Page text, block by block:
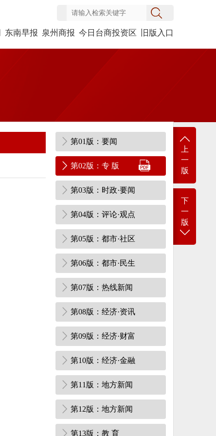
东南早报 泉州商报 今日台商投资区 旧版入口
上
一
版
下
一
版
第01版：要闻
第02版：专 版
第03版：时政·要闻
第04版：评论·观点
第05版：都市·社区
第06版：都市·民生
第07版：热线新闻
第08版：经济·资讯
第09版：经济·财富
第10版：经济·金融
第11版：地方新闻
第12版：地方新闻
第13版：教 育